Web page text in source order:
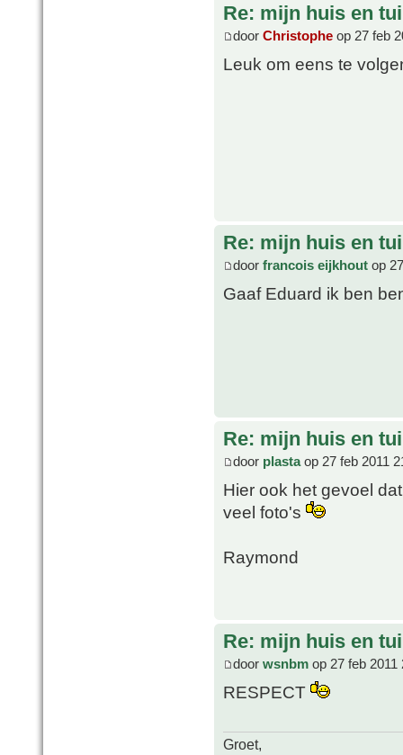
Re: mijn huis en
door Christophe op 27 feb
Leuk om eens te
Re: mijn huis en
door francois eijkhout op
Gaaf Eduard ik ben
Re: mijn huis en
door plastaop 27 feb 2011
Hier ook het gevoel
veel foto's
Raymond
Re: mijn huis en
door wsnbm op 27 feb 2011
RESPECT
Groet,